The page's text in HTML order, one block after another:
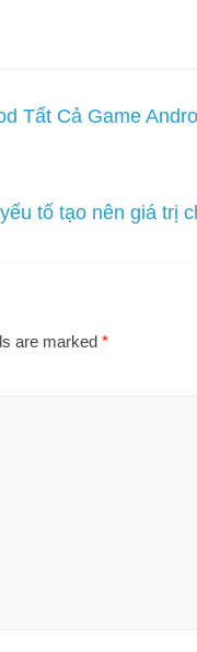
Tất Cả Game
tố tạo nên giá trị
are marked *